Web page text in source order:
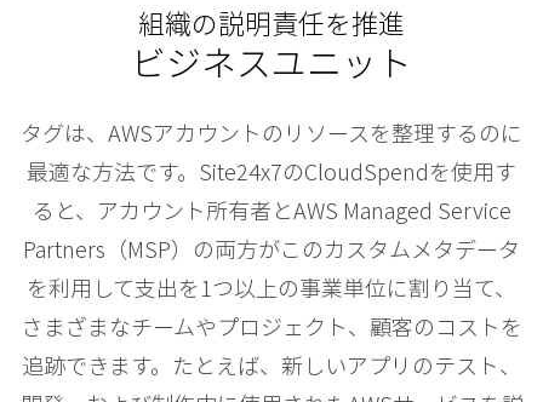
組織の説明責任を推進
ビジネスユニット
タグは、AWSアカウントのリソースを整理するのに
最適な方法です。Site24x7のCloudSpendを使用す
ると、アカウント所有者とAWS Managed Service
Partners（MSP）の両方がこのカスタムメタデータ
を利用して支出を1つ以上の事業単位に割り当て、
さまざまなチームやプロジェクト、顧客のコストを
追跡できます。たとえば、新しいアプリのテスト、